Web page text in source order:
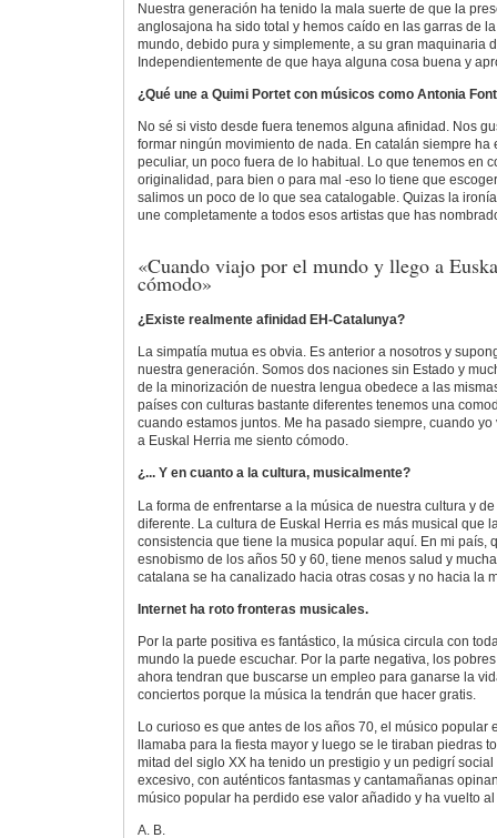
Nuestra generación ha tenido la mala suerte de que la
anglosajona ha sido total y hemos caído en las garras de
mundo, debido pura y simplemente, a su gran maquinaria
Independientemente de que haya alguna cosa buena y
¿Qué une a Quimi Portet con músicos como Antonia
No sé si visto desde fuera tenemos alguna afinidad. Nos
formar ningún movimiento de nada. En catalán siempre ha
peculiar, un poco fuera de lo habitual. Lo que tenemos en
originalidad, para bien o para mal -eso lo tiene que
salimos un poco de lo que sea catalogable. Quizas la
une completamente a todos esos artistas que has
«Cuando viajo por el mundo y llego a
cómodo»
¿Existe realmente afinidad EH-Catalunya?
La simpatía mutua es obvia. Es anterior a nosotros y
nuestra generación. Somos dos naciones sin Estado y
de la minorización de nuestra lengua obedece a las
países con culturas bastante diferentes tenemos una
cuando estamos juntos. Me ha pasado siempre, cuando
a Euskal Herria me siento cómodo.
¿... Y en cuanto a la cultura, musicalmente?
La forma de enfrentarse a la música de nuestra cultura y
diferente. La cultura de Euskal Herria es más musical que
consistencia que tiene la musica popular aquí. En mi país,
esnobismo de los años 50 y 60, tiene menos salud y
catalana se ha canalizado hacia otras cosas y no hacia la
Internet ha roto fronteras musicales.
Por la parte positiva es fantástico, la música circula con
mundo la puede escuchar. Por la parte negativa, los
ahora tendran que buscarse un empleo para ganarse la
conciertos porque la música la tendrán que hacer gratis.
Lo curioso es que antes de los años 70, el músico popular
llamaba para la fiesta mayor y luego se le tiraban piedras
mitad del siglo XX ha tenido un prestigio y un pedigrí
excesivo, con auténticos fantasmas y cantamañanas
músico popular ha perdido ese valor añadido y ha vuelto
A. B.